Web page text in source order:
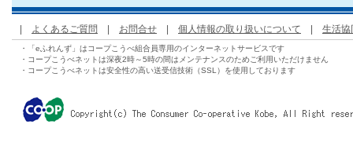
| よくあるご質問 | お問合せ | 個人情報の取り扱いについて | 生活協
・「eふれんず」はコープこうべ組合員専用のインターネットサービスです
・コープこうべネットは深夜2時～5時の間はメンテナンスのためご利用いただけません
・コープこうべネットは安全性の高い送受信技術（SSL）を使用しております